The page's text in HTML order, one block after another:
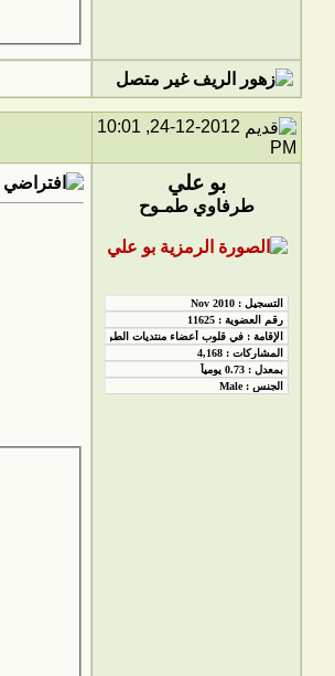
24-12-2012, 10:01
PM
بو علي
طرفاوي طمـوح